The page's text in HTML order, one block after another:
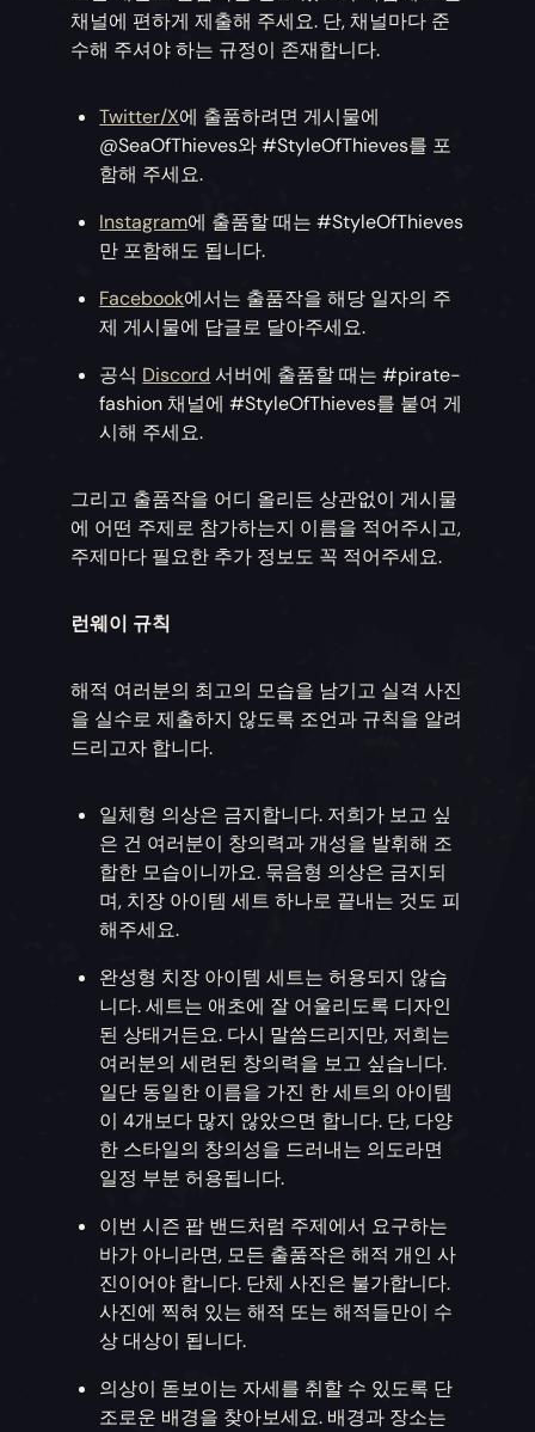
채널에 편하게 제출해 주세요. 단, 채널마다 준
수해 주셔야 하는 규정이 존재합니다.
Twitter/X에 출품하려면 게시물에
@SeaOfThieves와 #StyleOfThieves를 포
함해 주세요.
Instagram에 출품할 때는 #StyleOfThieves
만 포함해도 됩니다.
Facebook에서는 출품작을 해당 일자의 주
제 게시물에 답글로 달아주세요.
공식 Discord 서버에 출품할 때는 #pirate-
fashion 채널에 #StyleOfThieves를 붙여 게
시해 주세요.
그리고 출품작을 어디 올리든 상관없이 게시물
에 어떤 주제로 참가하는지 이름을 적어주시고,
주제마다 필요한 추가 정보도 꼭 적어주세요.
런웨이 규칙
해적 여러분의 최고의 모습을 남기고 실격 사진
을 실수로 제출하지 않도록 조언과 규칙을 알려
드리고자 합니다.
일체형 의상은 금지합니다. 저희가 보고 싶
은 건 여러분이 창의력과 개성을 발휘해 조
합한 모습이니까요. 묶음형 의상은 금지되
며, 치장 아이템 세트 하나로 끝내는 것도 피
해주세요.
완성형 치장 아이템 세트는 허용되지 않습
니다. 세트는 애초에 잘 어울리도록 디자인
된 상태거든요. 다시 말씀드리지만, 저희는
여러분의 세련된 창의력을 보고 싶습니다.
일단 동일한 이름을 가진 한 세트의 아이템
이 4개보다 많지 않았으면 합니다. 단, 다양
한 스타일의 창의성을 드러내는 의도라면
일정 부분 허용됩니다.
이번 시즌 팝 밴드처럼 주제에서 요구하는
바가 아니라면, 모든 출품작은 해적 개인 사
진이어야 합니다. 단체 사진은 불가합니다.
사진에 찍혀 있는 해적 또는 해적들만이 수
상 대상이 됩니다.
의상이 돋보이는 자세를 취할 수 있도록 단
조로운 배경을 찾아보세요. 배경과 장소는